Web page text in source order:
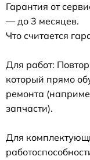
Гарантия от
— до 3 месяцев.
Что считается
Для работ:
который прямо
ремонта
запчасти).
Для